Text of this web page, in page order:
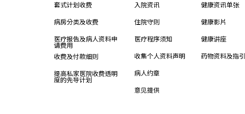
套式计划收费
病房分类及收费
医疗报告及病人资料申
请费用
收费及付款细则
提高私家医院收费透明
度的先导计划
入院资讯
住院守则
医疗程序须知
收集个人资料声明
病人约章
意见提供
健康资讯单张
健康影片
健康讲座
药物资料及指引